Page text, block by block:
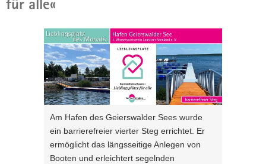
für alle«
verwenden
Pfeiltaste
Vorwärts
Am Hafen des Geierswalder Sees wurde
ein barrierefreier vierter Steg errichtet. Er
ermöglicht das längsseitige Anlegen von
Booten und erleichtert segelnden